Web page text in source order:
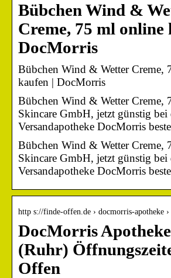
Bübchen Wind &
Creme, 75 ml online
DocMorris
Bübchen Wind & Wetter Creme,
kaufen | DocMorris
Bübchen Wind & Wetter Creme,
Skincare GmbH, jetzt günstig bei
Versandapotheke DocMorris
Bübchen Wind & Wetter Creme,
Skincare GmbH, jetzt günstig bei
Versandapotheke DocMorris
http s://finde-offen.de › docmorris-apotheke
DocMorris
(Ruhr)
Offen